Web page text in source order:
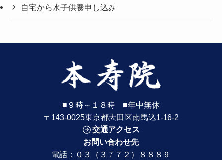
自宅から水子供養申し込み
■９時～１８時 ■年中無休
〒143-0025東京都大田区南馬込1-16-2
交通アクセス
お問い合わせ先
電話： ０３（３７７２）８８８９